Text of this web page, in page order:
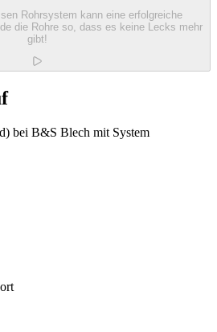
Rohrsystem kann eine erfolgreiche
die Rohre so, dass es keine Lecks mehr
gibt!
bei B&S Blech mit System